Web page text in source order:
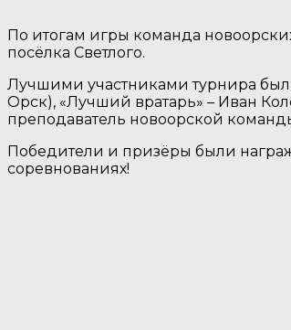
По итогам игры команда
посёлка Светлого.
Лучшими участниками турнира
Орск), «Лучший вратарь» – Иван
преподаватель новоорской
Победители и призёры были
соревнованиях!